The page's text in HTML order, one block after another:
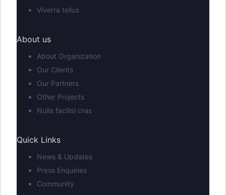
Viverra tellus
About us
About Organization
Our Clients
Our Partners
Other Projects
Nulla facilisi cras
Quick Links
News & Updates
Press Enquiries
Community